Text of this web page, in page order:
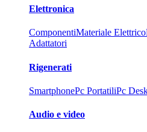
Elettronica
ComponentiMateriale Elettrico
Adattatori
Rigenerati
SmartphonePc PortatiliPc
Audio e video